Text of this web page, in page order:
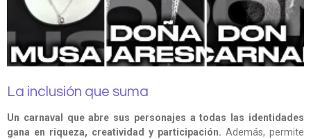
La inclusión que suma
Un carnaval que abre sus personajes a todas las identidades
gana en riqueza, creatividad y participación. Además, permite